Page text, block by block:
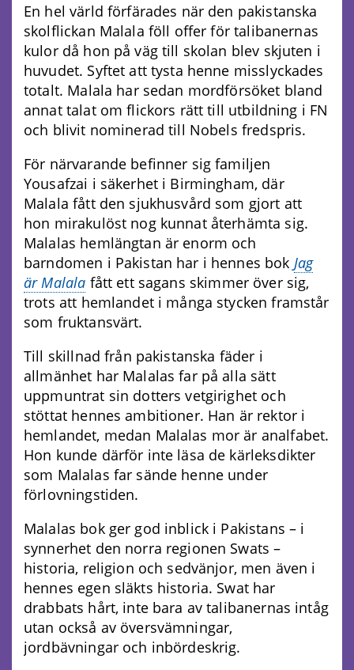
En hel värld förfärades när den pakistanska
skolflickan Malala föll offer för talibanernas
kulor då hon på väg till skolan blev skjuten i
huvudet. Syftet att tysta henne misslyckades
totalt. Malala har sedan mordförsöket bland
annat talat om flickors rätt till utbildning i FN
och blivit nominerad till Nobels fredspris.
För närvarande befinner sig familjen
Yousafzai i säkerhet i Birmingham, där
Malala fått den sjukhusvård som gjort att
hon mirakulöst nog kunnat återhämta sig.
Malalas hemlängtan är enorm och
barndomen i Pakistan har i hennes bok Jag
är Malala fått ett sagans skimmer över sig,
trots att hemlandet i många stycken framstår
som fruktansvärt.
Till skillnad från pakistanska fäder i
allmänhet har Malalas far på alla sätt
uppmuntrat sin dotters vetgirighet och
stöttat hennes ambitioner. Han är rektor i
hemlandet, medan Malalas mor är analfabet.
Hon kunde därför inte läsa de kärleksdikter
som Malalas far sände henne under
förlovningstiden.
Malalas bok ger god inblick i Pakistans – i
synnerhet den norra regionen Swats –
historia, religion och sedvänjor, men även i
hennes egen släkts historia. Swat har
drabbats hårt, inte bara av talibanernas intåg
utan också av översvämningar,
jordbävningar och inbördeskrig.